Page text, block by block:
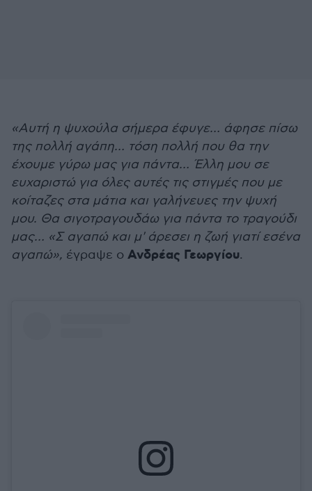
«Αυτή η ψυχούλα σήμερα έφυγε… άφησε πίσω
της πολλή αγάπη… τόση πολλή που θα την
έχουμε γύρω μας για πάντα… Έλλη μου σε
ευχαριστώ για όλες αυτές τις στιγμές που με
κοίταζες στα μάτια και γαλήνευες την ψυχή
μου. Θα σιγοτραγουδάω για πάντα το τραγούδι
μας… «Σ αγαπώ και μ' άρεσει η ζωή γιατί εσένα
αγαπώ», έγραψε ο Ανδρέας Γεωργίου.